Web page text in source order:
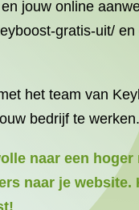
jouw online
gratis-uit/
het team van
bedrijf te werken.
naar een
naar je